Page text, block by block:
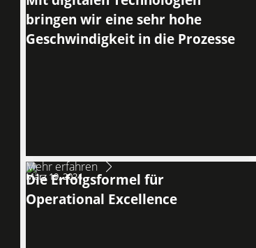
bringen wir eine sehr hohe
Geschwindigkeit in die Prozesse
Mehr erfahren
März 19, 2024
Die Erfolgsformel für
Operational Excellence